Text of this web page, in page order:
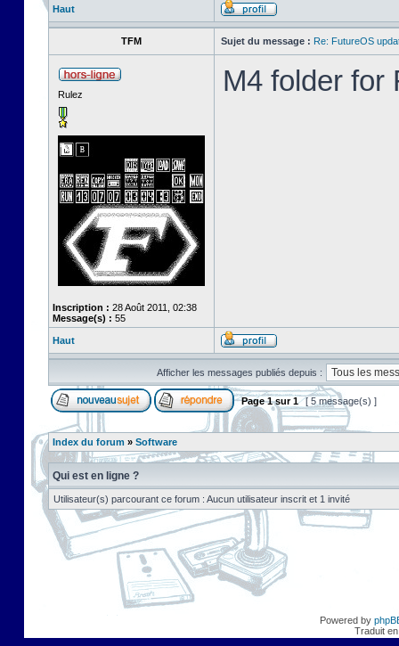
Haut
TFM Sujet du message : Re: FutureOS
Rulez
Inscription : 28 Août 2011, 02:38
Message(s) : 55
M4 folder for
Haut
Afficher les messages publiés depuis :
Page1sur1 [ 5 message(s) ]
Index du forum » Software
Qui est en ligne ?
Utilisateur(s) parcourant ce forum : Aucun utilisateur inscrit et 1 invité
Powered by
Traduit